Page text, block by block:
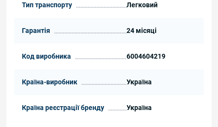
Тип транспорту Легковий
Гарантія 24 місяці
Код виробника 6004604219
Країна-виробник Україна
Країна реєстрації бренду Україна